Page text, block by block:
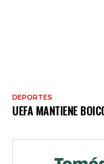
DEPORTES
UEFA MANTIENE